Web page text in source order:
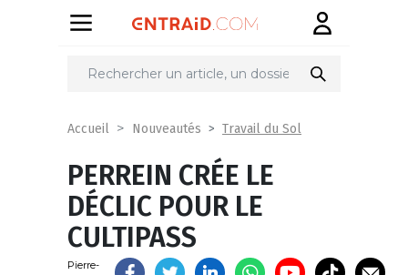
Partager
Accueil Nouveautés Travail du Sol
PERREIN CRÉE LE
DÉCLIC POUR LE
CULTIPASS
Pierre-